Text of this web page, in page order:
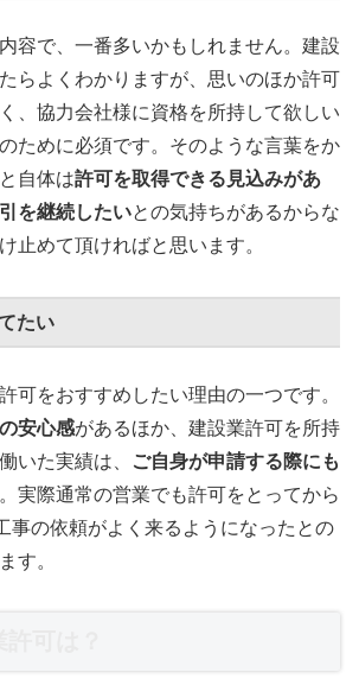
容で、一番多いかもしれません。建設
らよくわかりますが、思いのほか許可
、協力会社様に資格を所持して欲しい
ために必須です。そのような言葉をか
自体は許可を取得できる見込みがあ
を継続したいとの気持ちがあるからな
止めて頂ければと思います。
たい
可をおすすめしたい理由の一つです。
安心感があるほか、建設業許可を所持
いた実績は、
ご自身が申請する際にも
。実際通常の営業でも許可をとってから
事の依頼がよく来るようになったとの
す。